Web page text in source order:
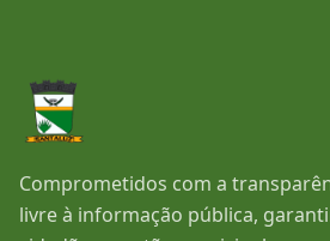
Comprometidos com a
livre à informação pública,